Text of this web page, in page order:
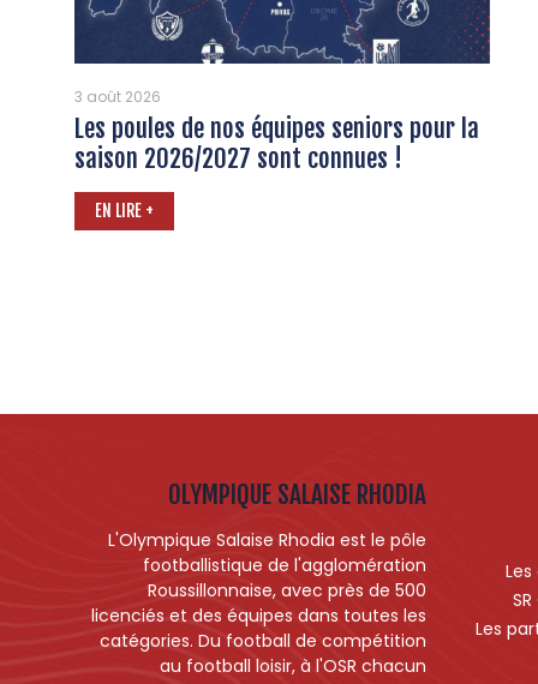
3 août 2026
Les poules de nos équipes seniors pour la
saison 2026/2027 sont connues !
EN LIRE +
OLYMPIQUE SALAISE RHODIA
L'Olympique Salaise Rhodia est le pôle
footballistique de l'agglomération
Roussillonnaise, avec près de 500
licenciés et des équipes dans toutes les
catégories. Du football de compétition
au football loisir, à l'OSR chacun
Les